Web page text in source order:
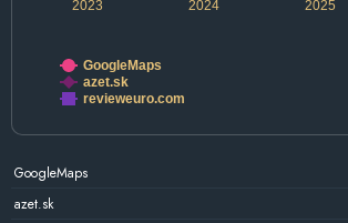
2024
2023 2025
GoogleMaps
azet.sk
revieweuro.com
GoogleMaps
azet.sk